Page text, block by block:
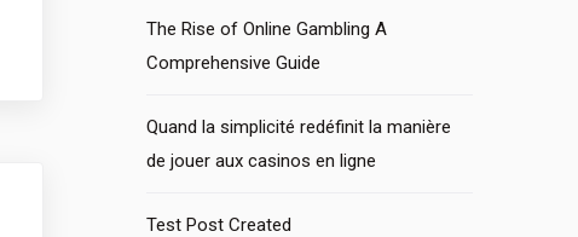
The Rise of Online Gambling A
Comprehensive Guide
Quand la simplicité redéfinit la manière
de jouer aux casinos en ligne
Test Post Created